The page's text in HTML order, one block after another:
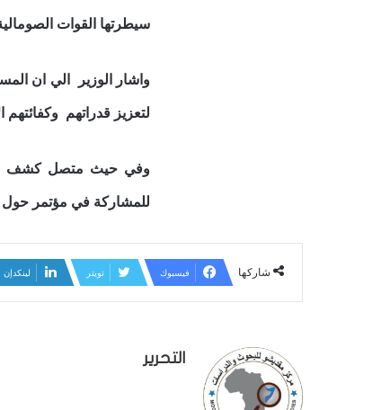
سيطرتها القوات
واشار الوزير الي ان
لتعزيز قدراتهم وكفائتهم
وفي حيث متصل كشف
للمشاركة في مؤتمر حول
شاركها فيسبوك تويتر لينكدإن
التحرير